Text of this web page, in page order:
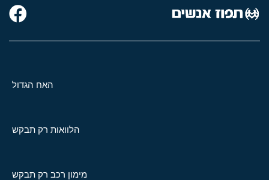
האח הגדול
הלוואות רק תבקש
מימון רכב רק תבקש